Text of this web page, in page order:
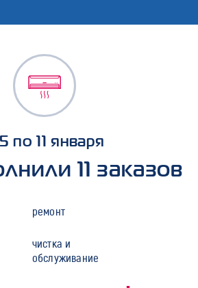
по 11 января
11 заказов
ремонт
чистка и
обслуживание